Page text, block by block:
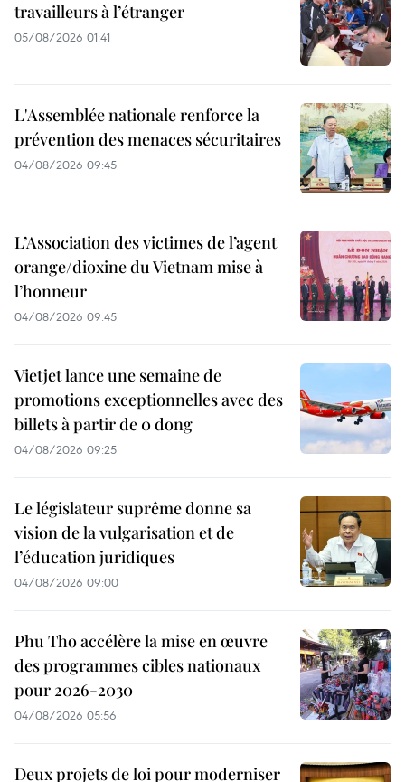
travailleurs à l’étranger
05/08/2026 01:41
L'Assemblée nationale renforce la
prévention des menaces sécuritaires
04/08/2026 09:45
L’Association des victimes de l’agent
orange/dioxine du Vietnam mise à
l’honneur
04/08/2026 09:45
Vietjet lance une semaine de
promotions exceptionnelles avec des
billets à partir de 0 dong
04/08/2026 09:25
Le législateur suprême donne sa
vision de la vulgarisation et de
l’éducation juridiques
04/08/2026 09:00
Phu Tho accélère la mise en œuvre
des programmes cibles nationaux
pour 2026-2030
04/08/2026 05:56
Deux projets de loi pour moderniser